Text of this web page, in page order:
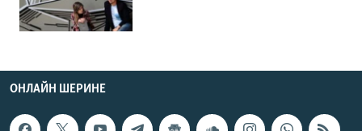
ОНЛАЙН ШЕРИНЕ